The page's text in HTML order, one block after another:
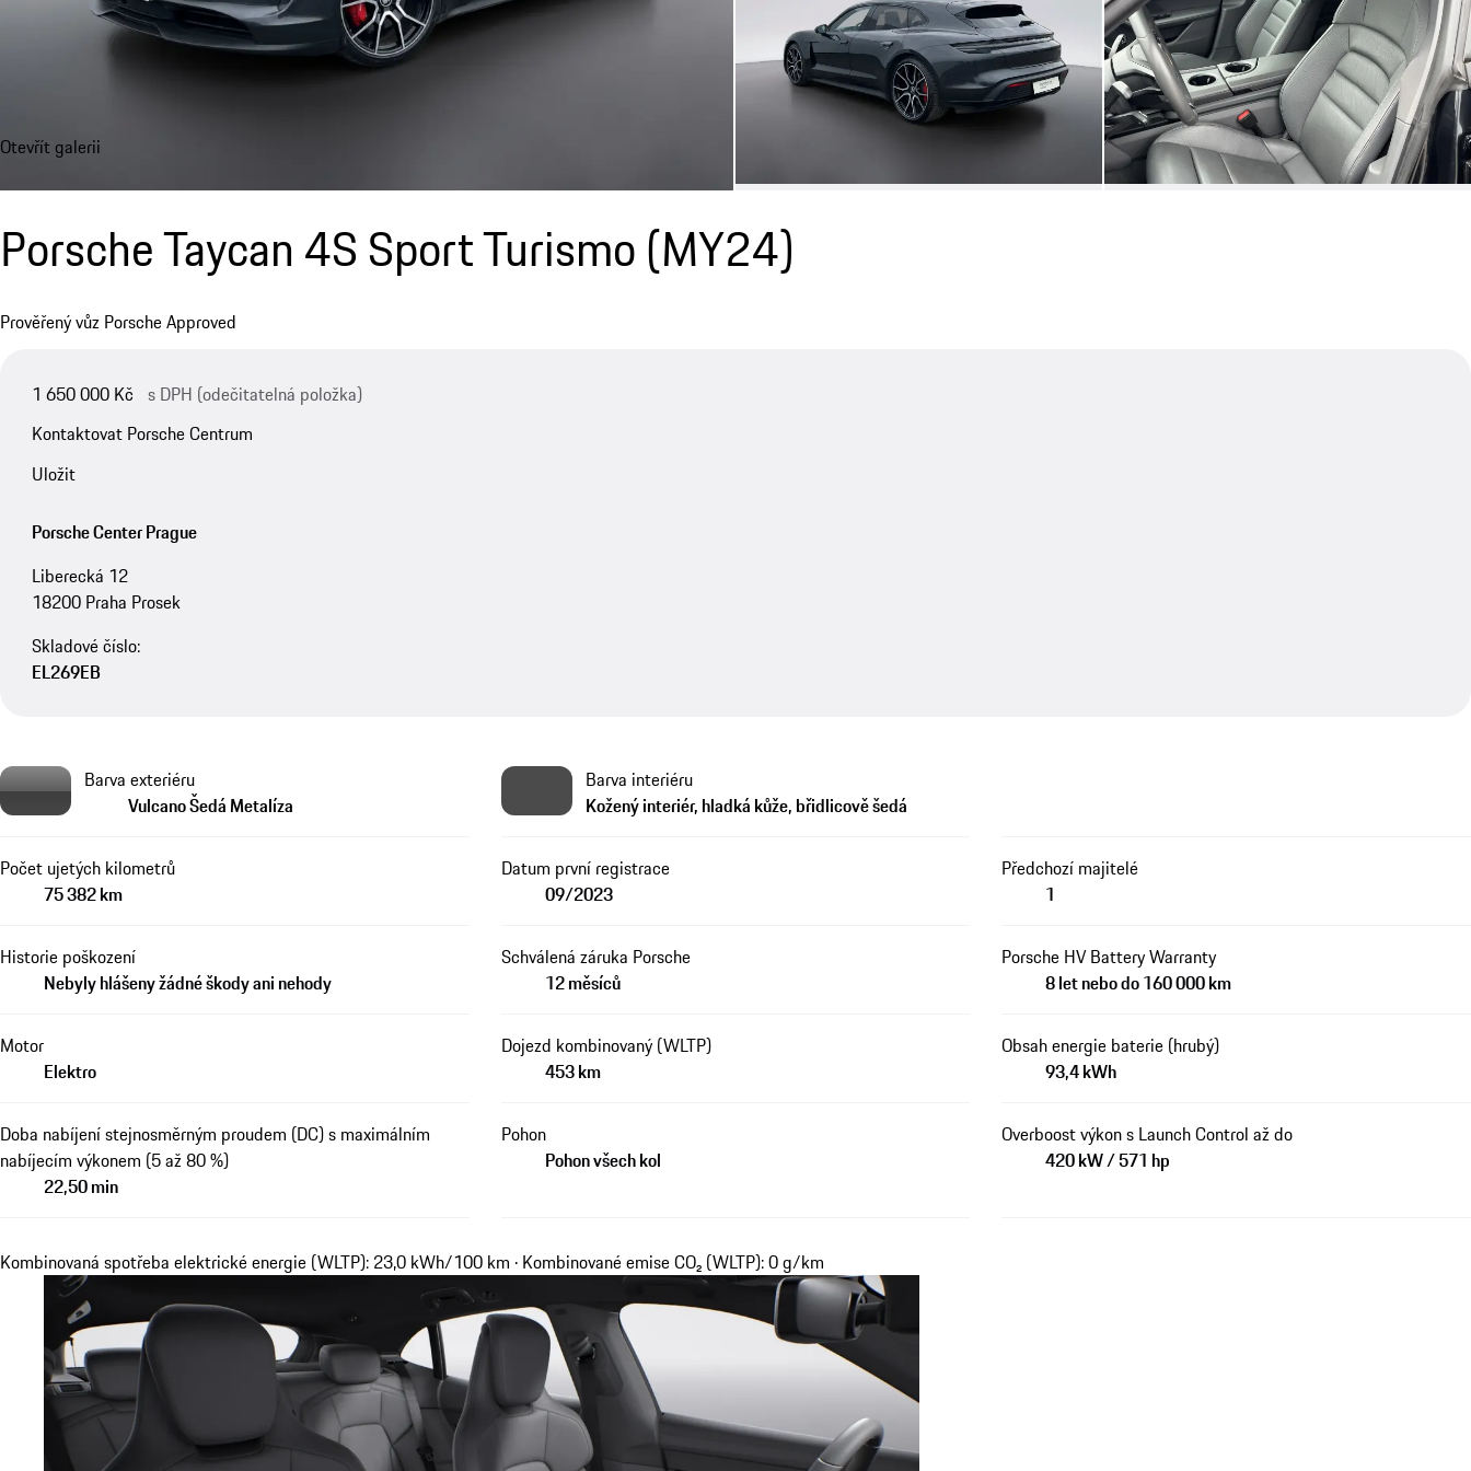
Otevřít galerii
Porsche Taycan 4S Sport Turismo (MY24)
Prověřený vůz Porsche Approved
1 650 000 Kč s DPH (odečitatelná položka)
Kontaktovat Porsche Centrum
Uložit
Porsche Center Prague
Liberecká 12
18200 Praha Prosek
Skladové číslo:
EL269EB
Barva exteriéru
Vulcano Šedá Metalíza
Barva interiéru
Kožený interiér, hladká kůže, břidlicově šedá
Počet ujetých kilometrů
75 382 km
Datum první registrace
09/2023
Předchozí majitelé
1
Historie poškození
Nebyly hlášeny žádné škody ani nehody
Schválená záruka Porsche
12 měsíců
Porsche HV Battery Warranty
8 let nebo do 160 000 km
Motor
Elektro
Dojezd kombinovaný (WLTP)
453 km
Obsah energie baterie (hrubý)
93,4 kWh
Doba nabíjení stejnosměrným proudem (DC) s maximálním
nabíjecím výkonem (5 až 80 %)
22,50 min
Pohon
Pohon všech kol
Overboost výkon s Launch Control až do
420 kW / 571 hp
Kombinovaná spotřeba elektrické energie (WLTP): 23,0 kWh/100 km · Kombinované emise CO₂ (WLTP): 0 g/km